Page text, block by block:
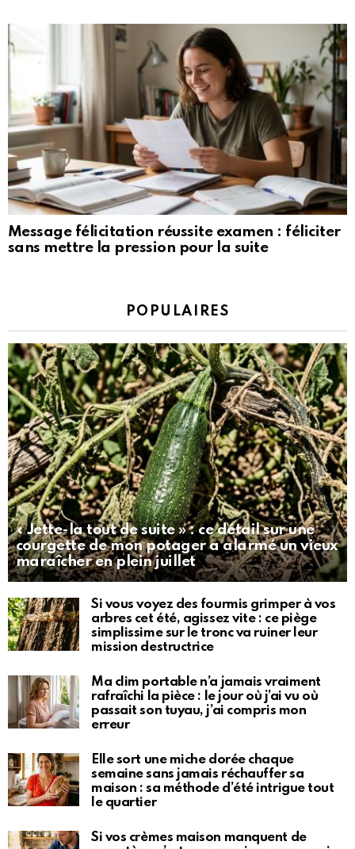
Message félicitation réussite examen : féliciter
sans mettre la pression pour la suite
POPULAIRES
« Jette-la tout de suite » : ce détail sur une
courgette de mon potager a alarmé un vieux
maraîcher en plein juillet
Si vous voyez des fourmis grimper à vos
arbres cet été, agissez vite : ce piège
simplissime sur le tronc va ruiner leur
mission destructrice
Ma clim portable n’a jamais vraiment
rafraîchi la pièce : le jour où j’ai vu où
passait son tuyau, j’ai compris mon
erreur
Elle sort une miche dorée chaque
semaine sans jamais réchauffer sa
maison : sa méthode d’été intrigue tout
le quartier
Si vos crèmes maison manquent de